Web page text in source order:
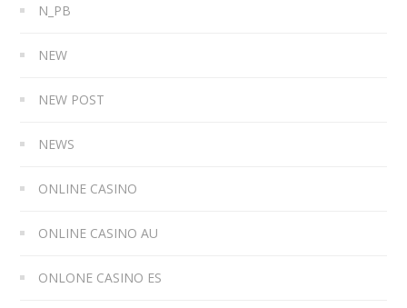
N_PB
NEW
NEW POST
NEWS
ONLINE CASINO
ONLINE CASINO AU
ONLONE CASINO ES